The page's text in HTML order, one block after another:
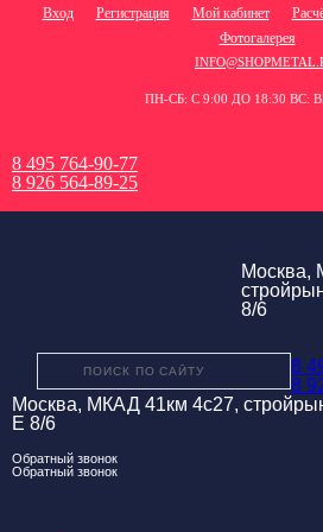
Вход Регистрация Мой кабинет
Фотогалерея
ПН-СБ: С 9:00 ДО 18:30 ВС:
8 495 764-90-77
8 926 564-89-25
Москва,
8/6
8
8
Москва, МКАД 41км 4с27,
Е 8/6
Обратный звонок
Обратный звонок